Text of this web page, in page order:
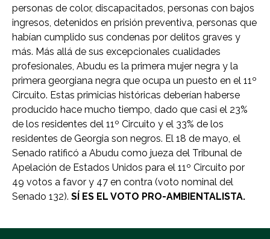
personas de color, discapacitados, personas con bajos
ingresos, detenidos en prisión preventiva, personas que
habían cumplido sus condenas por delitos graves y
más. Más allá de sus excepcionales cualidades
profesionales, Abudu es la primera mujer negra y la
primera georgiana negra que ocupa un puesto en el 11º
Circuito. Estas primicias históricas deberían haberse
producido hace mucho tiempo, dado que casi el 23%
de los residentes del 11º Circuito y el 33% de los
residentes de Georgia son negros. El 18 de mayo, el
Senado ratificó a Abudu como jueza del Tribunal de
Apelación de Estados Unidos para el 11º Circuito por
49 votos a favor y 47 en contra (voto nominal del
Senado 132). SÍ ES EL VOTO PRO-AMBIENTALISTA.